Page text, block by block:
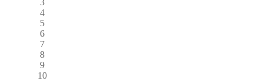
4
5
6
7
8
9
10